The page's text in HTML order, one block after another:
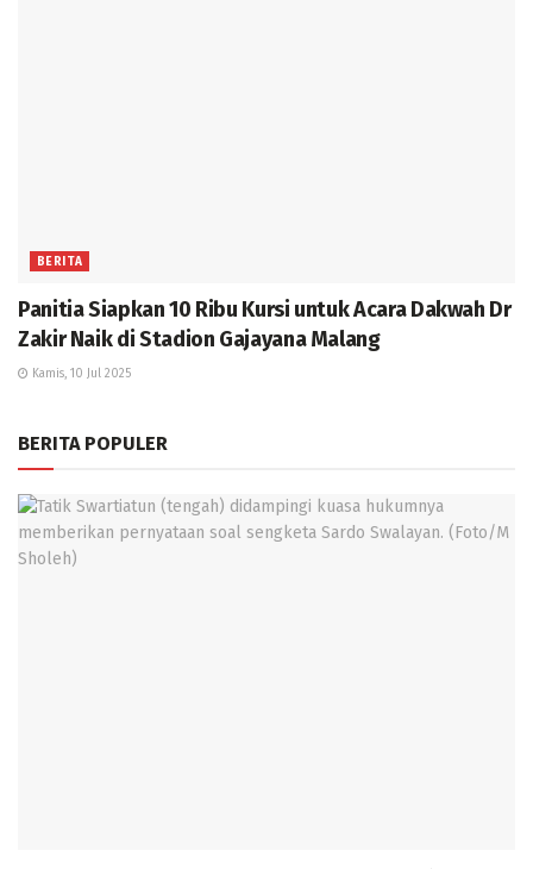
BERITA
Panitia Siapkan 10 Ribu Kursi untuk Acara Dakwah Dr
Zakir Naik di Stadion Gajayana Malang
Kamis, 10 Jul 2025
BERITA POPULER